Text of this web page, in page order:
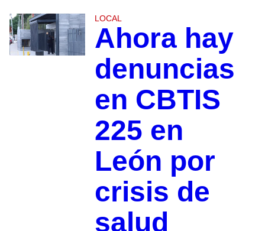
LOCAL
Ahora hay
denuncias
en CBTIS
225 en
León por
crisis de
salud